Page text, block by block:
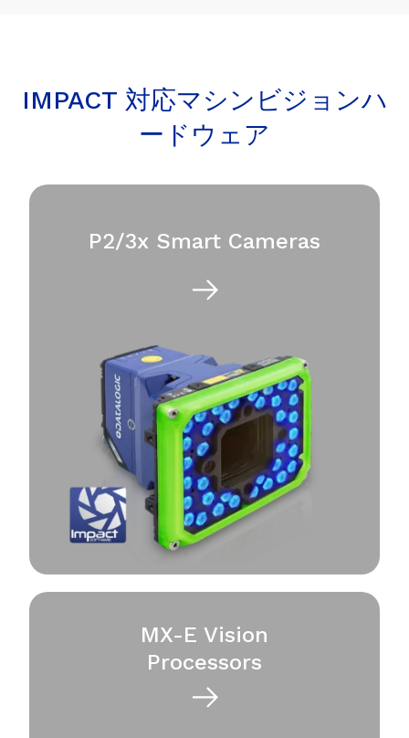
IMPACT 対応マシンビジョンハ
ードウェア
P2/3x Smart Cameras
MX-E Vision
Processors